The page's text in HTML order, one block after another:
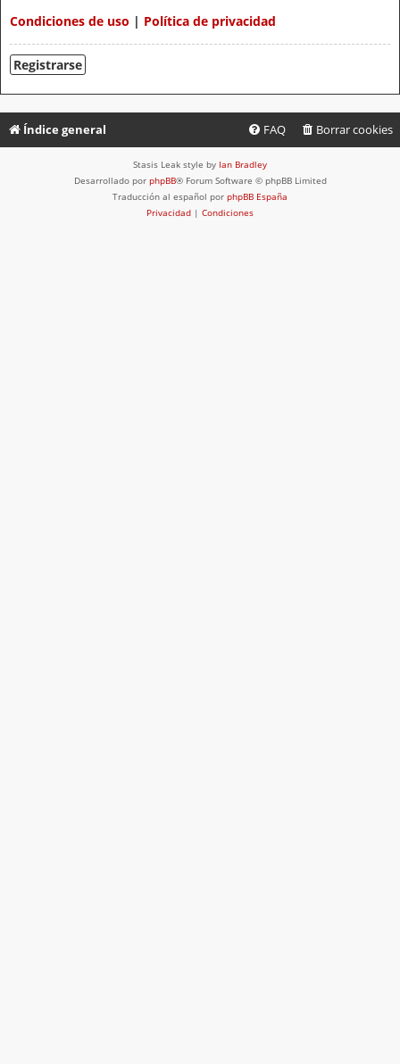
Condiciones de uso | Política de privacidad
Registrarse
Índice general Borrar cookies
FAQ
Stasis Leak style by Ian Bradley
Desarrollado por phpBB® Forum Software © phpBB Limited
Traducción al español por phpBB España
Privacidad | Condiciones